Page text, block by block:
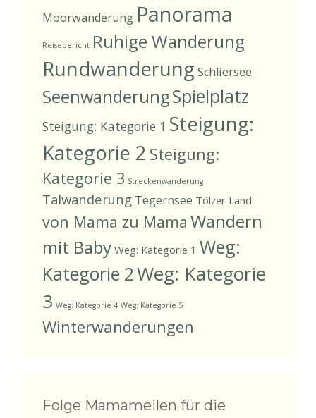
Moorwanderung Panorama
Reisebericht Ruhige Wanderung
Rundwanderung Schliersee
SeenwanderungSpielplatz
Steigung: Kategorie 1 Steigung:
Kategorie 2 Steigung:
Kategorie 3 Streckenwanderung
Talwanderung Tegernsee Tölzer Land
von Mama zu Mama Wandern
mit Baby Weg: Kategorie 1 Weg:
Kategorie 2Weg: Kategorie
3 Weg: Kategorie 4 Weg: Kategorie 5
Winterwanderungen
Folge Mamameilen für die